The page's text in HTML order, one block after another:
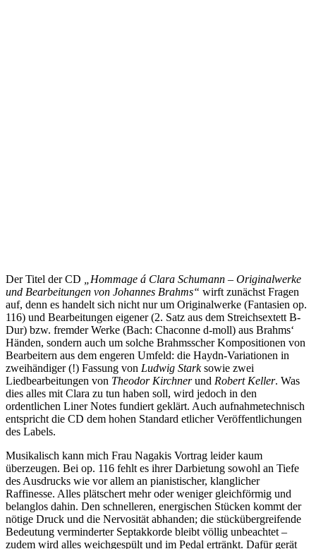
Der Titel der CD
„Hommage á Clara Schumann – Originalwerke
und Bearbeitungen von Johannes Brahms“ wirft zunächst Fragen
auf, denn es handelt sich nicht nur um Originalwerke (Fantasien op.
116) und Bearbeitungen eigener (2. Satz aus dem Streichsextett B-
Dur) bzw. fremder Werke (Bach: Chaconne d-moll) aus Brahms‘
Händen, sondern auch um solche Brahmsscher Kompositionen von
Bearbeitern aus dem engeren Umfeld: die Haydn-Variationen in
zweihändiger (!) Fassung von Ludwig Starksowie zwei
Liedbearbeitungen von Theodor Kirchnerund Robert Keller. Was
dies alles mit Clara zu tun haben soll, wird jedoch in den
ordentlichen Liner Notes fundiert geklärt. Auch aufnahmetechnisch
entspricht die CD dem hohen Standard etlicher Veröffentlichungen
des Labels.
Musikalisch kann mich Frau Nagakis Vortrag leider kaum
überzeugen. Bei op. 116 fehlt es ihrer Darbietung sowohl an Tiefe
des Ausdrucks wie vor allem an pianistischer, klanglicher
Raffinesse. Alles plätschert mehr oder weniger gleichförmig und
belanglos dahin. Den schnelleren, energischen Stücken kommt der
nötige Druck und die Nervosität abhanden; die stückübergreifende
Bedeutung verminderter Septakkorde bleibt völlig unbeachtet –
zudem wird alles weichgespült und im Pedal ertränkt. Dafür gerät